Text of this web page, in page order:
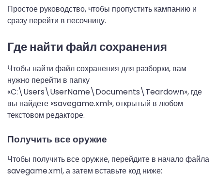
Простое руководство, чтобы пропустить кампанию и
сразу перейти в песочницу.
Где найти файл сохранения
Чтобы найти файл сохранения для разборки, вам
нужно перейти в папку
«C:\Users\UserName\Documents\Teardown», где
вы найдете «savegame.xml», открытый в любом
текстовом редакторе.
Получить все оружие
Чтобы получить все оружие, перейдите в начало файла
savegame.xml, а затем вставьте код ниже: